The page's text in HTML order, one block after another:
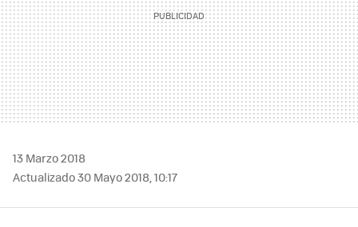
13 Marzo 2018
Actualizado 30 Mayo 2018, 10:17